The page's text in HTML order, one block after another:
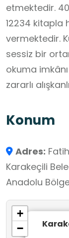
etmektedir. 406 kayıtlı üyesi olan kütüphane,
12234 kitapla
vermektedir.
sessiz bir
okuma
zararlı
Konum
Adres:
Karakeçili
Anadolu
+
−